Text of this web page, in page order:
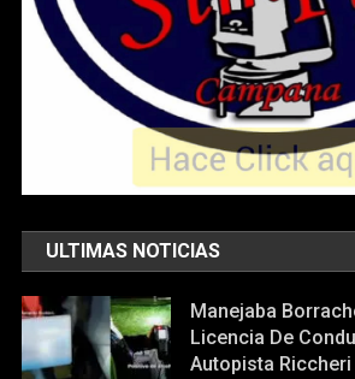
ULTIMAS NOTICIAS
Manejaba
Licencia De
Autopista Riccheri